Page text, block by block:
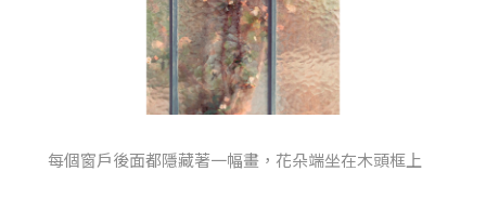
每個窗戶後面都隱藏著一幅畫，花朵端坐在木頭框上